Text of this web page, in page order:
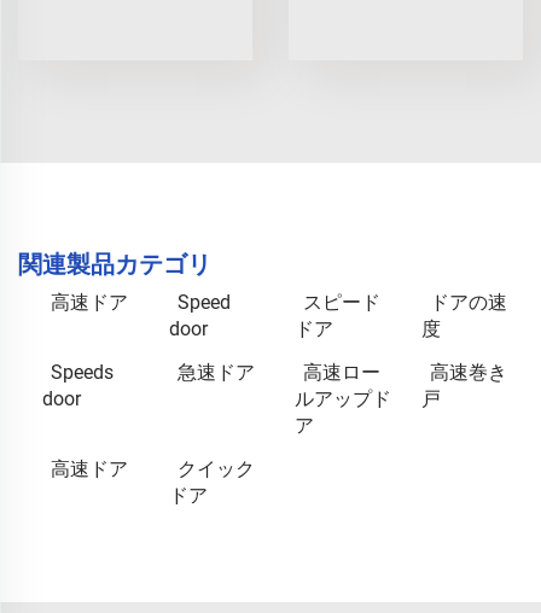
関連製品カテゴリ
高速ドア
Speed
door
スピード
ドア
ドアの速
度
Speeds
door
急速ドア
高速ロー
ルアップド
ア
高速巻き
戸
高速ドア
クイック
ドア